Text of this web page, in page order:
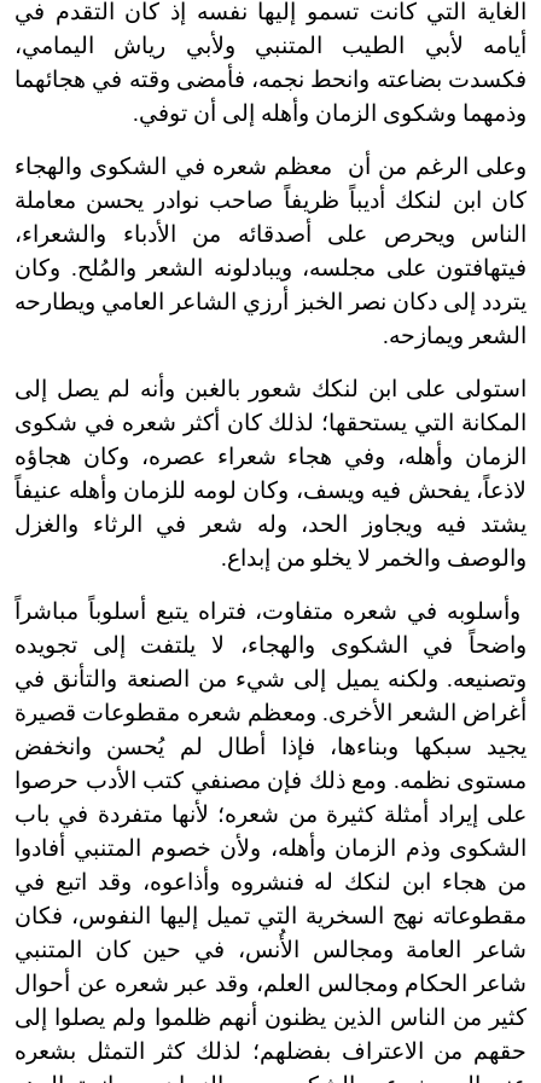
الغاية التي كانت تسمو إليها نفسه إذ كان التقدم في
أيامه لأبي الطيب المتنبي ولأبي رياش اليمامي،
فكسدت بضاعته وانحط نجمه، فأمضى وقته في هجائهما
وذمهما وشكوى الزمان وأهله إلى أن توفي.
وعلى الرغم من أن معظم شعره في الشكوى والهجاء
كان ابن لنكك أديباً ظريفاً صاحب نوادر يحسن معاملة
الناس ويحرص على أصدقائه من الأدباء والشعراء،
فيتهافتون على مجلسه، ويبادلونه الشعر والمُلح. وكان
يتردد إلى دكان نصر الخبز أرزي الشاعر العامي ويطارحه
الشعر ويمازحه.
استولى على ابن لنكك شعور بالغبن وأنه لم يصل إلى
المكانة التي يستحقها؛ لذلك كان أكثر شعره في شكوى
الزمان وأهله، وفي هجاء شعراء عصره، وكان هجاؤه
لاذعاً، يفحش فيه ويسف، وكان لومه للزمان وأهله عنيفاً
يشتد فيه ويجاوز الحد، وله شعر في الرثاء والغزل
والوصف والخمر لا يخلو من إبداع.
وأسلوبه في شعره متفاوت، فتراه يتبع أسلوباً مباشراً
واضحاً في الشكوى والهجاء، لا يلتفت إلى تجويده
وتصنيعه. ولكنه يميل إلى شيء من الصنعة والتأنق في
أغراض الشعر الأخرى. ومعظم شعره مقطوعات قصيرة
يجيد سبكها وبناءها، فإذا أطال لم يُحسن وانخفض
مستوى نظمه. ومع ذلك فإن مصنفي كتب الأدب حرصوا
على إيراد أمثلة كثيرة من شعره؛ لأنها متفردة في باب
الشكوى وذم الزمان وأهله، ولأن خصوم المتنبي أفادوا
من هجاء ابن لنكك له فنشروه وأذاعوه، وقد اتبع في
مقطوعاته نهج السخرية التي تميل إليها النفوس، فكان
شاعر العامة ومجالس الأُنس، في حين كان المتنبي
شاعر الحكام ومجالس العلم، وقد عبر شعره عن أحوال
كثير من الناس الذين يظنون أنهم ظلموا ولم يصلوا إلى
حقهم من الاعتراف بفضلهم؛ لذلك كثر التمثل بشعره